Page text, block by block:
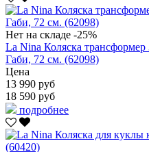
Нет на складе -25%
La Nina Коляска
Габи, 72 см. (62098)
Цена
13 990 руб
18 590 руб
подробнее